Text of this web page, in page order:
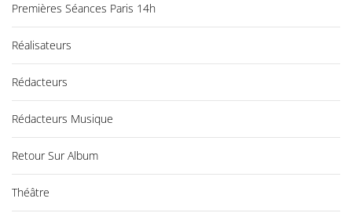
Premières Séances Paris 14h
Réalisateurs
Rédacteurs
Rédacteurs Musique
Retour Sur Album
Théâtre